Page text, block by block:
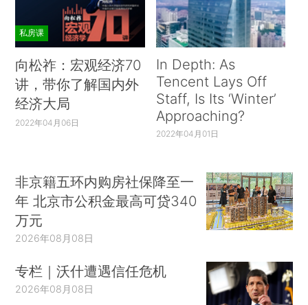
私房课
向松祚：宏观经济70
讲，带你了解国内外
经济大局
2022年04月06日
In Depth: As
Tencent Lays Off
Staff, Is Its ‘Winter’
Approaching?
2022年04月01日
非京籍五环内购房社保降至一
年 北京市公积金最高可贷340
万元
2026年08月08日
专栏｜沃什遭遇信任危机
2026年08月08日